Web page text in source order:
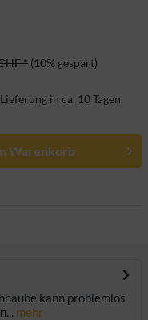
* (10% gespart)
in ca. 10 Tagen
Warenkorb
kann problemlos
mehr